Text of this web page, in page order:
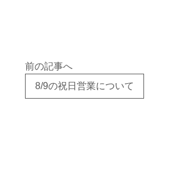
前の記事へ
8/9の祝日営業について